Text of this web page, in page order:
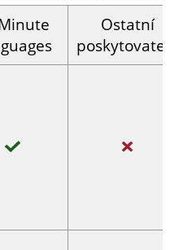
Ostatní
poskytovatelé